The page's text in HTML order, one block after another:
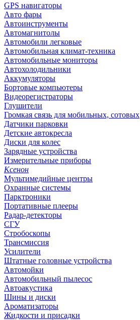
GPS навигаторы
Авто фары
Автоинструменты
Автомагнитолы
Автомобили легковые
Автомобильная климат-техника
Автомобильные мониторы
Автохолодильники
Аккумуляторы
Бортовые компьютеры
Видеорегистраторы
Глушители
Громкая связь для мобильных, сотовых
Датчики парковки
Детские автокресла
Диски для колес
Зарядные устройства
Измерительные приборы
Ксенон
Мультимедийные центры
Охранные системы
Парктроники
Портативные плееры
Радар-детекторы
СГУ
Стробоскопы
Трансмиссия
Усилители
Штатные головные устройства
Автомойки
Автомобильный пылесос
Автоакустика
Шины и диски
Ароматизаторы
Жидкости и присадки